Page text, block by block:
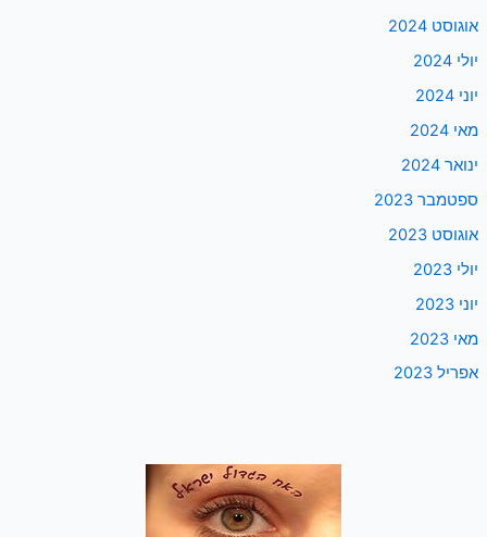
אוגוסט 2024
יולי 2024
יוני 2024
מאי 2024
ינואר 2024
ספטמבר 2023
אוגוסט 2023
יולי 2023
יוני 2023
מאי 2023
אפריל 2023